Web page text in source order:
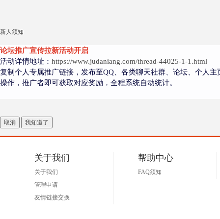
新人须知
论坛推广宣传拉新活动开启
活动详情地址： https://www.judaniang.com/thread-44025-1-1.html
复制个人专属推广链接，发布至QQ、各类聊天社群、论坛、个人
操作，推广者即可获取对应奖励，全程系统自动统计。
取消 我知道了
关于我们
关于我们
管理申请
友情链接交换
帮助中心
FAQ须知